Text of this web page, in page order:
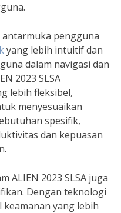
pengguna
yang lebih intuitif dan
dalam navigasi dan
2023 SLSA
lebih fleksibel,
menyesuaikan
spesifik,
dan kepuasan
ALIEN 2023 SLSA juga
Dengan teknologi
yang lebih